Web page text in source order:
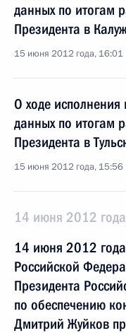
данных по итогам
Президента в
15 июня 2012 года, 16:01
О ходе исполнения
данных по итогам
Президента в
15 июня 2012 года, 15:56
14 июня 2012
14 июня 2012
Российской
Президента
по обеспечению
Дмитрий Жуйков